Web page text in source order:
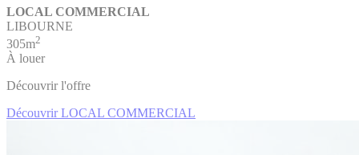
LOCAL COMMERCIAL
LIBOURNE
305m2
À louer
Découvrir l'offre
Découvrir LOCAL COMMERCIAL